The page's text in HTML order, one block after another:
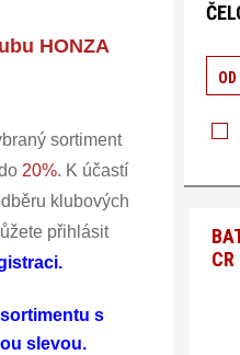
HONZA
sortiment
20%. K účastí
klubových
přihlásit
.
s
slevou.
pro